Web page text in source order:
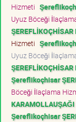
Hizmeti
Uyuz Böceği
Hizmeti
Uyuz Böceği
ŞEREFLİKOÇHİSAR
Şereflikoçhisar
Böceği İlaçlama
Şereflikoçhisar